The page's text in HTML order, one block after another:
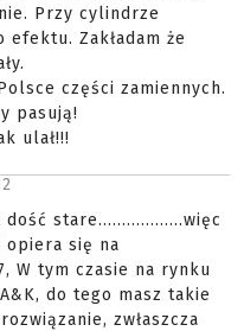
Przy cylindrze
efektu. Zakładam że
części zamiennych.
pasują!
ulał!!!
stare..................więc
opiera się na
W tym czasie na rynku
do tego masz takie
zwłaszcza